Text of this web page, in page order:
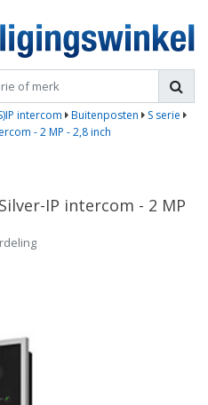
intercom Buitenposten
S serie
- 2 MP - 2,8 inch
IP intercom - 2 MP